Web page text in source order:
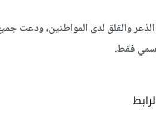
والقلق لدى المواطنين، ودعت
فقط.